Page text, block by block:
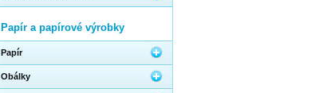
Papír a papírové výrobky
Papír
Obálky